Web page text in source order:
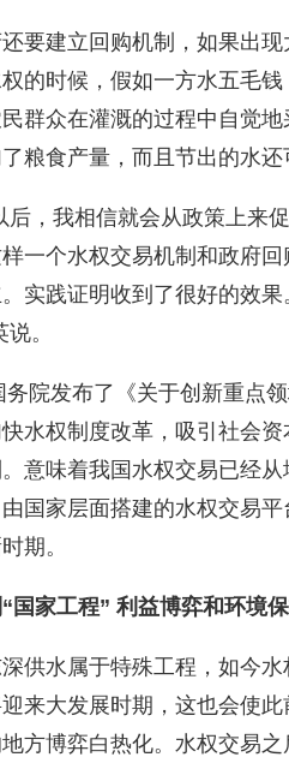
要建立回购机制，如果出
的时候，假如一方水五毛
群众在灌溉的过程中自觉
粮食产量，而且节出的水还
后，我相信就会从政策上来
一个水权交易机制和政府
实践证明收到了很好的效
。
院发布了《关于创新重点
水权制度改革，吸引社会
意味着我国水权交易已经
国家层面搭建的水权交易
期。
家工程” 利益博弈和环境
供水属于特殊工程，如今水
来大发展时期，这也会使
方博弈白热化。水权交易